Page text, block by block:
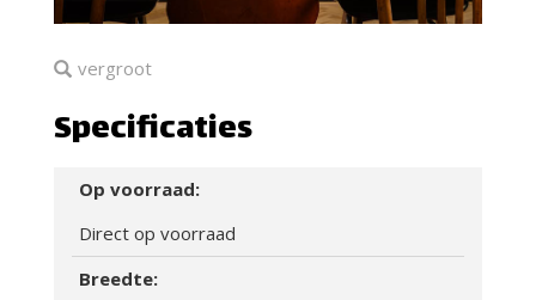
vergroot
Specificaties
Op voorraad:
Direct op voorraad
Breedte: